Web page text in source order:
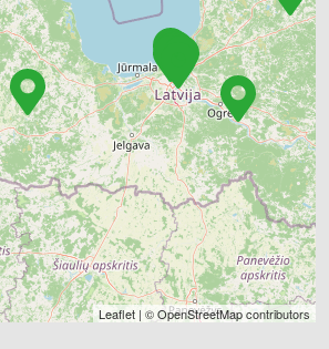
Leaflet | ©OpenStreetMapcontributors